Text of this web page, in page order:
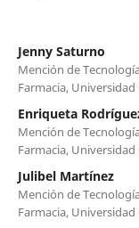
Jenny Saturno
Mención de
Farmacia,
Enriqueta
Mención de
Farmacia,
Julibel Martínez
Mención de
Farmacia,